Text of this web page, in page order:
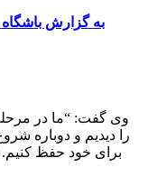
به گزارش
وی گفت: “ما در
را دیدیم و دوباره
برای خود حفظ کنیم.